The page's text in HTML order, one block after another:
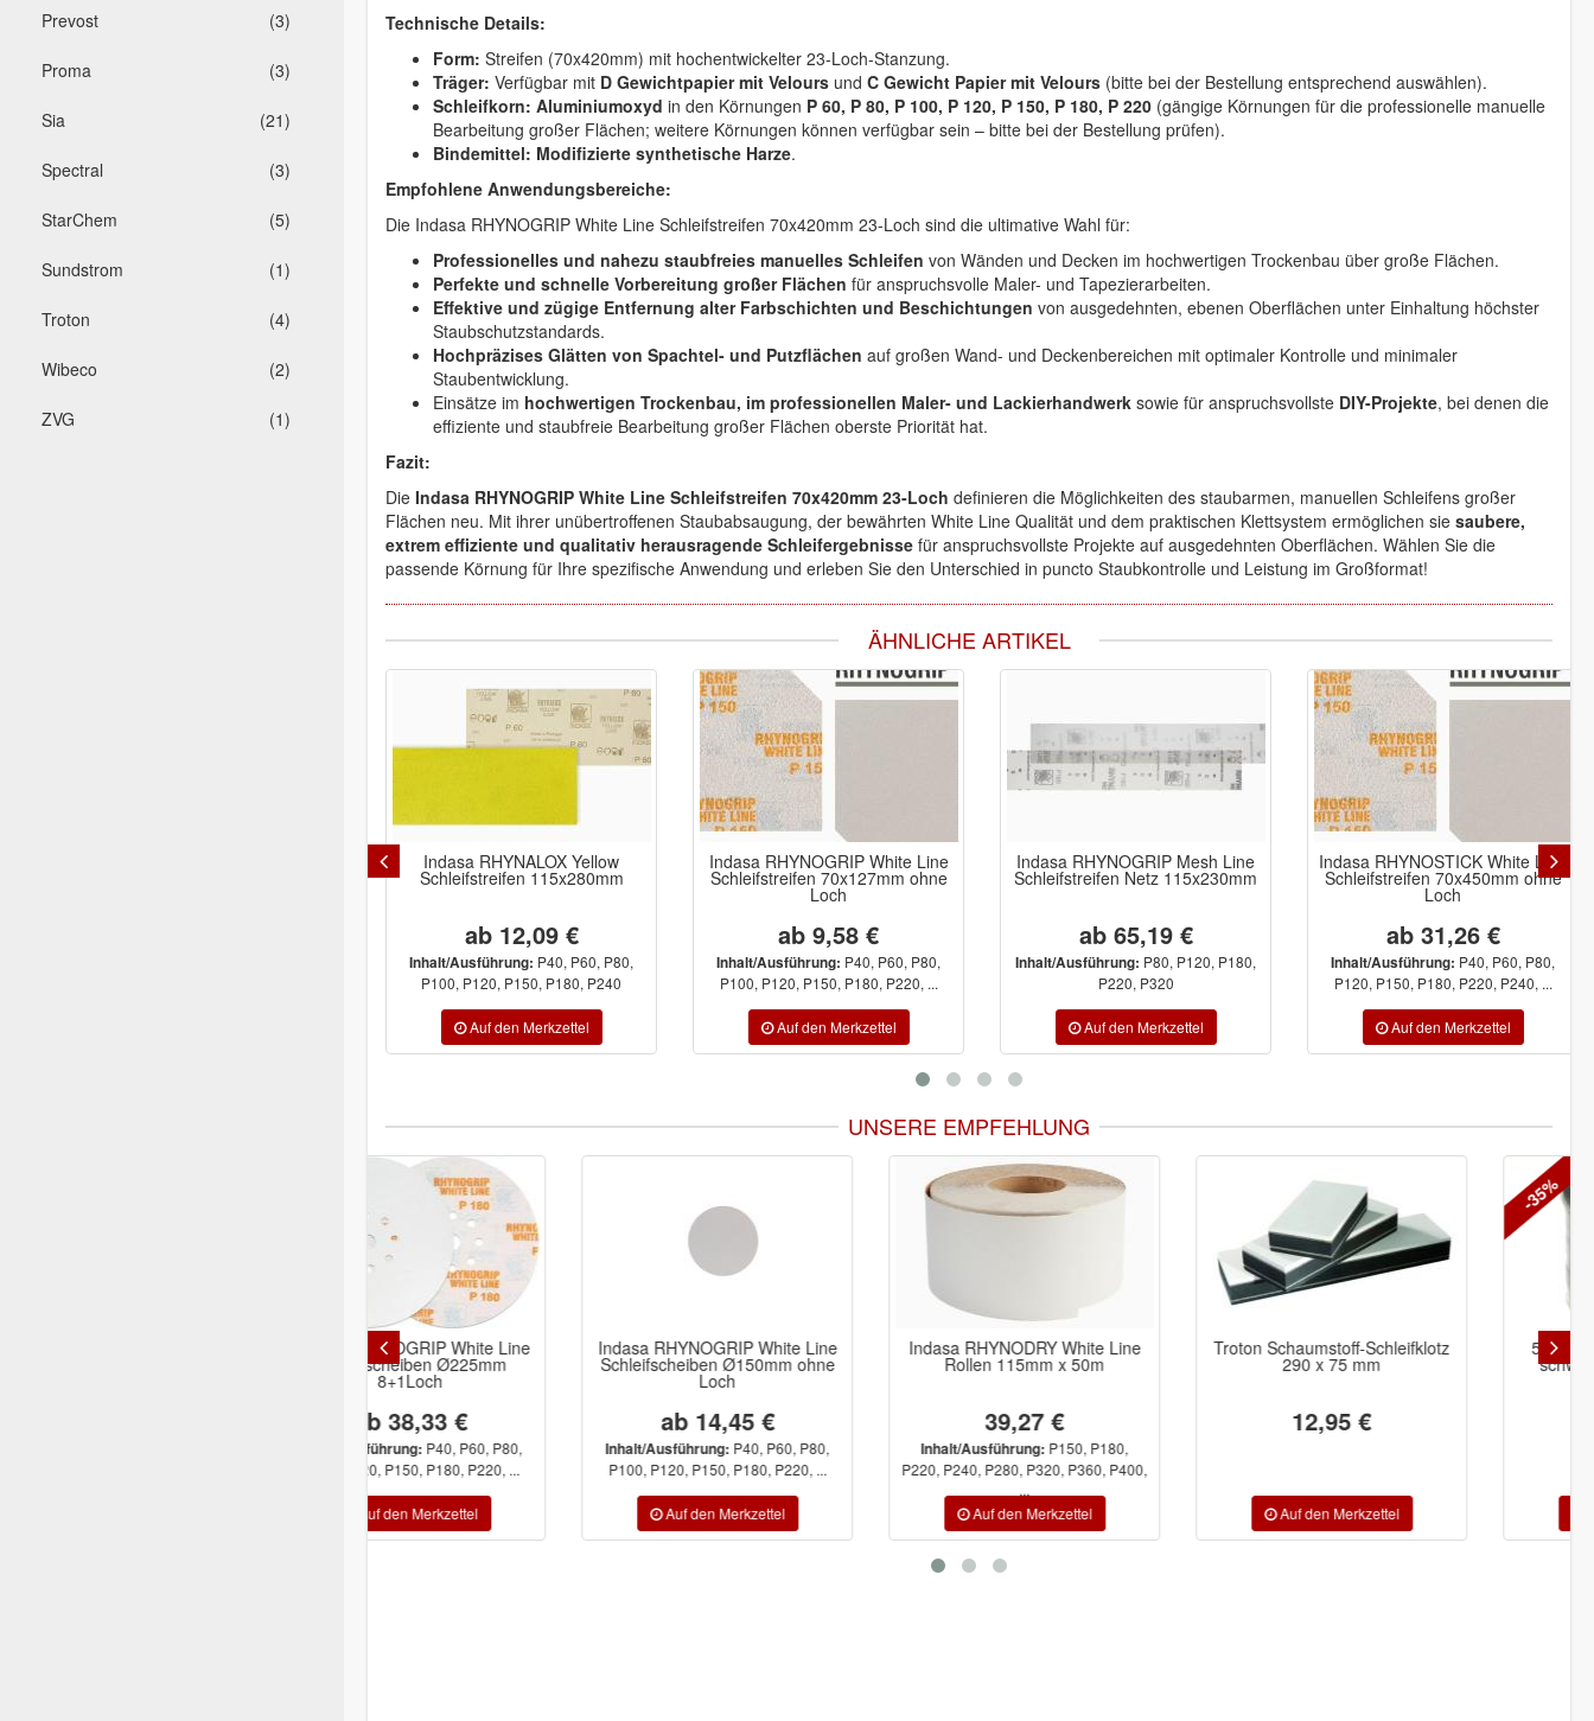
(3)
Prevost
(3)
Proma
(21)
Sia
(3)
Spectral
(5)
StarChem
(1)
Sundstrom
(4)
Troton
(2)
Wibeco
(1)
ZVG
Technische Details:
Form: Streifen (70x420mm) mit hochentwickelter 23-Loch-Stanzung.
Träger: Verfügbar mit D Gewichtpapier mit Velours und C Gewicht Papier mit Velours (bitte bei der Bestellung entsprechend auswählen).
Schleifkorn: Aluminiumoxyd in den Körnungen P 60, P 80, P 100, P 120, P 150, P 180, P 220 (gängige Körnungen für die professionelle manuelle
Bearbeitung großer Flächen; weitere Körnungen können verfügbar sein – bitte bei der Bestellung prüfen).
Bindemittel: Modifizierte synthetische Harze.
Empfohlene Anwendungsbereiche:
Die Indasa RHYNOGRIP White Line Schleifstreifen 70x420mm 23-Loch sind die ultimative Wahl für:
Professionelles und nahezu staubfreies manuelles Schleifen von Wänden und Decken im hochwertigen Trockenbau über große Flächen.
Perfekte und schnelle Vorbereitung großer Flächen für anspruchsvolle Maler- und Tapezierarbeiten.
Effektive und zügige Entfernung alter Farbschichten und Beschichtungen von ausgedehnten, ebenen Oberflächen unter Einhaltung höchster
Staubschutzstandards.
Hochpräzises Glätten von Spachtel- und Putzflächen auf großen Wand- und Deckenbereichen mit optimaler Kontrolle und minimaler
Staubentwicklung.
Einsätze im hochwertigen Trockenbau, im professionellen Maler- und Lackierhandwerk sowie für anspruchsvollste DIY-Projekte, bei denen die
effiziente und staubfreie Bearbeitung großer Flächen oberste Priorität hat.
Fazit:
Die Indasa RHYNOGRIP White Line Schleifstreifen 70x420mm 23-Loch definieren die Möglichkeiten des staubarmen, manuellen Schleifens großer
Flächen neu. Mit ihrer unübertroffenen Staubabsaugung, der bewährten White Line Qualität und dem praktischen Klettsystem ermöglichen sie saubere,
extrem effiziente und qualitativ herausragende Schleifergebnisse für anspruchsvollste Projekte auf ausgedehnten Oberflächen. Wählen Sie die
passende Körnung für Ihre spezifische Anwendung und erleben Sie den Unterschied in puncto Staubkontrolle und Leistung im Großformat!
ÄHNLICHE ARTIKEL
Indasa RHYNALOX Yellow
Schleifstreifen 115x280mm
ab 12,09 €
Inhalt/Ausführung: P40, P60, P80,
P100, P120, P150, P180, P240
Indasa RHYNOGRIP White Line
Schleifstreifen 70x127mm ohne
Loch
ab 9,58 €
Inhalt/Ausführung: P40, P60, P80,
P100, P120, P150, P180, P220, ...
Indasa RHYNOGRIP Mesh Line
Schleifstreifen Netz 115x230mm
ab 65,19 €
Inhalt/Ausführung: P80, P120, P180,
P220, P320
Indasa RHYNOSTICK White Line
Schleifstreifen 70x450mm ohne
Loch
ab 31,26 €
Inhalt/Ausführung: P40, P60, P80,
P120, P150, P180, P220, P240, ...
UNSERE EMPFEHLUNG
Indasa RHYNOGRIP White Line
Schleifscheiben Ø150mm ohne
ab 14,45 €
Inhalt/Ausführung:
P40, P60, P80,
P100, P120, P150, P180, P220, ...
Indasa RHYNODRY White Line
Rollen 115mm x 50m
Inhalt/Ausführung:
P150, P180,
P220, P240, P280, P320, P360, P400,
Troton Schaumstoff-Schleifklotz
290 x 75 mm
5x siachrome Polierscheiben
schwarz weich Klett 85mm
-35%